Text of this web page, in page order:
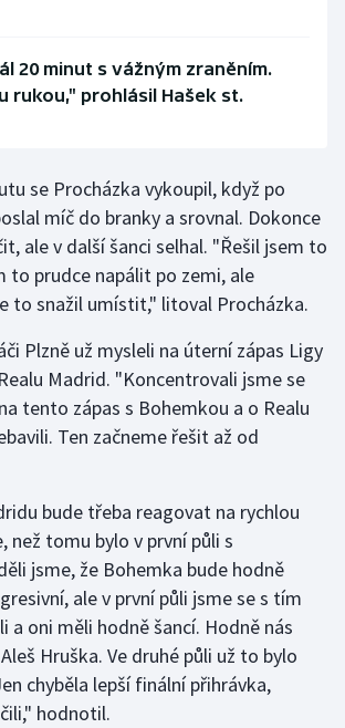
20 minut s vážným zraněním.
rukou," prohlásil Hašek st.
se Procházka vykoupil, když po
míč do branky a srovnal. Dokonce
ale v další šanci selhal. "Řešil jsem to
to prudce napálit po zemi, ale
to snažil umístit," litoval Procházka.
Plzně už mysleli na úterní zápas Ligy
Madrid. "Koncentrovali jsme se
tento zápas s Bohemkou a o Realu
Ten začneme řešit až od
bude třeba reagovat na rychlou
než tomu bylo v první půli s
jsme, že Bohemka bude hodně
ale v první půli jsme se s tím
a oni měli hodně šancí. Hodně nás
Hruška. Ve druhé půli už to bylo
chyběla lepší finální přihrávka,
hodnotil.